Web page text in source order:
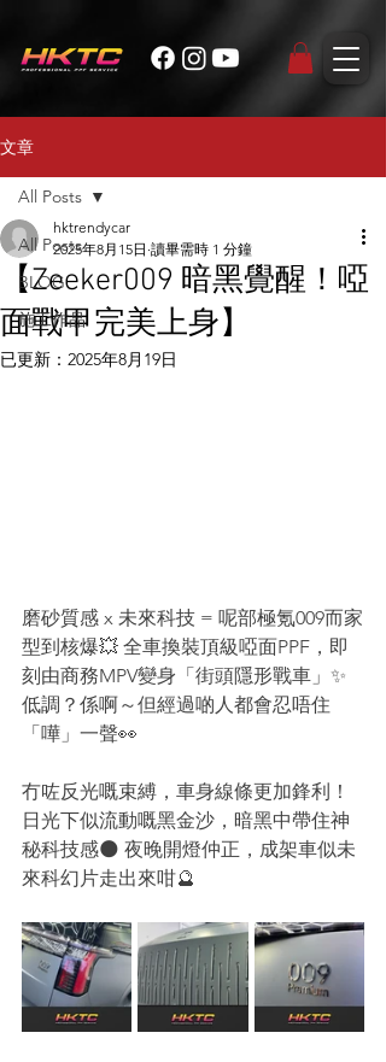
文章
All Posts
BLOG
施工作品
All Posts
【Zeeker009 暗黑覺醒！啞
面戰甲完美上身】
hktrendycar
2025年8月15日 讀畢需時 1 分鐘
已更新： 2025年8月19日
磨砂質感 x 未來科技 = 呢部極氪009而家
型到核爆💥 全車換裝頂級啞面PPF，即
刻由商務MPV變身「街頭隱形戰車」✨
低調？係啊～但經過啲人都會忍唔住
「嘩」一聲👀
冇咗反光嘅束縛，車身線條更加鋒利！
日光下似流動嘅黑金沙，暗黑中帶住神
秘科技感🌑 夜晚開燈仲正，成架車似未
來科幻片走出來咁🔮